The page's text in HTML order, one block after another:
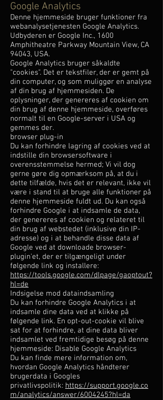
Google Analytics
Denne hjemmeside bruger funktioner fra
webanalysetjenesten Google Analytics.
Udbyderen er Google Inc., 1600
Amphitheatre Parkway Mountain View, CA
94043, USA.
Google Analytics bruger såkaldte
"cookies". Det er tekstfiler, der er gemt på
din computer, og som muliggør en analyse
af din brug af hjemmesiden. De
oplysninger, der genereres af cookien om
din brug af denne hjemmeside, overføres
normalt til en Google-server i USA og
gemmes der.
browser plug-in
Du kan forhindre lagring af cookies ved at
indstille din browsersoftware i
overensstemmelse hermed; Vi vil dog
gerne gøre dig opmærksom på, at du i
dette tilfælde, hvis det er relevant, ikke vil
være i stand til at bruge alle funktioner på
denne hjemmeside fuldt ud. Du kan også
forhindre Google i at indsamle de data,
der genereres af cookien og relateret til
din brug af webstedet (inklusive din IP-
adresse) og i at behandle disse data af
Google ved at downloade browser-
plugin'et, der er tilgængeligt under
følgende link og installere:
https://tools.google.com/dlpage/gaoptout?
hl=de
Indsigelse mod dataindsamling
Du kan forhindre Google Analytics i at
indsamle dine data ved at klikke på
følgende link. En opt-out-cookie vil blive
sat for at forhindre, at dine data bliver
indsamlet ved fremtidige besøg på denne
hjemmeside: Disable Google Analytics
Du kan finde mere information om,
hvordan Google Analytics håndterer
brugerdata i Googles
privatlivspolitik: https://support.google.co
m/analytics/answer/6004245?hl=da